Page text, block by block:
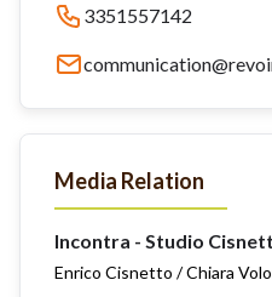
3351557142
Media Relation
Incontra - Studio
Enrico Cisnetto / Chiara